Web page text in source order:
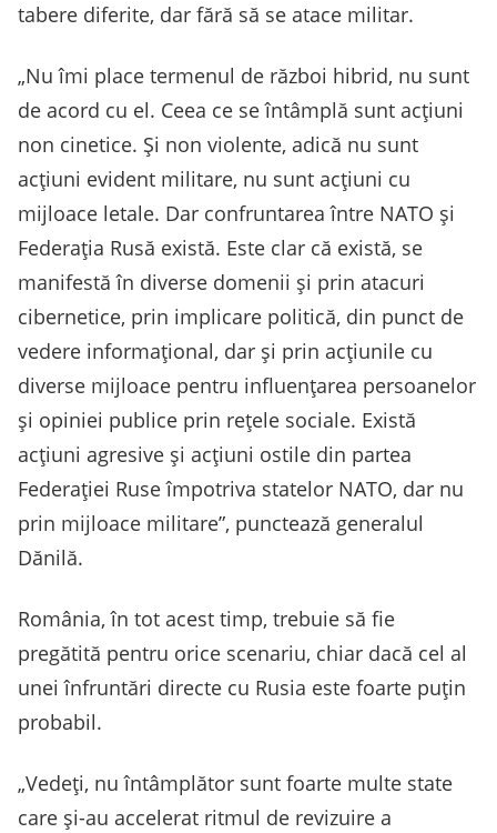
tabere diferite, dar fără să se atace militar.
„Nu îmi place termenul de război hibrid, nu sunt
de acord cu el. Ceea ce se întâmplă sunt acțiuni
non cinetice. Și non violente, adică nu sunt
acțiuni evident militare, nu sunt acțiuni cu
mijloace letale. Dar confruntarea între NATO și
Federația Rusă există. Este clar că există, se
manifestă în diverse domenii și prin atacuri
cibernetice, prin implicare politică, din punct de
vedere informațional, dar și prin acțiunile cu
diverse mijloace pentru influențarea persoanelor
și opiniei publice prin rețele sociale. Există
acțiuni agresive și acțiuni ostile din partea
Federației Ruse împotriva statelor NATO, dar nu
prin mijloace militare”, punctează generalul
Dănilă.
România, în tot acest timp, trebuie să fie
pregătită pentru orice scenariu, chiar dacă cel al
unei înfruntări directe cu Rusia este foarte puțin
probabil.
„Vedeți, nu întâmplător sunt foarte multe state
care și-au accelerat ritmul de revizuire a